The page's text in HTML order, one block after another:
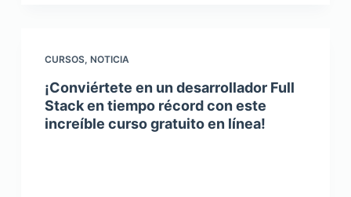
CURSOS, NOTICIA
¡Conviértete en un desarrollador Full
Stack en tiempo récord con este
increíble curso gratuito en línea!